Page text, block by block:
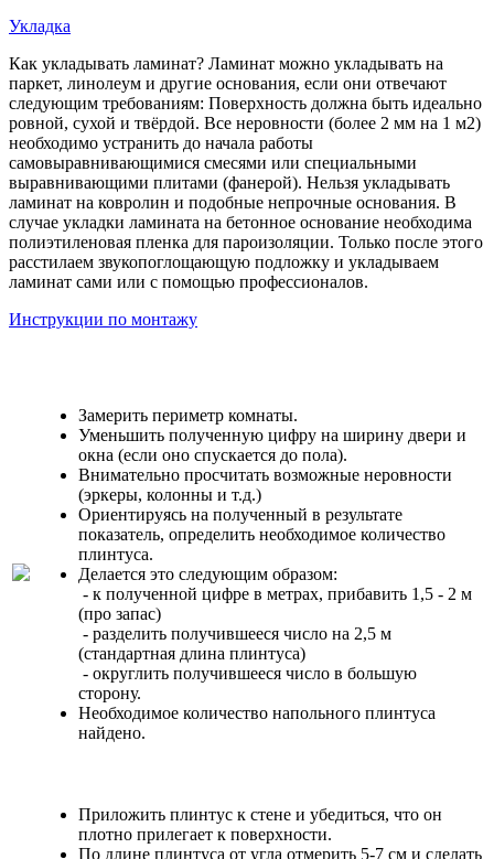
Укладка
Как укладывать ламинат? Ламинат можно укладывать на
паркет, линолеум и другие основания, если они отвечают
следующим требованиям: Поверхность должна быть идеально
ровной, сухой и твёрдой. Все неровности (более 2 мм на 1 м2)
необходимо устранить до начала работы
самовыравнивающимися смесями или специальными
выравнивающими плитами (фанерой). Нельзя укладывать
ламинат на ковролин и подобные непрочные основания. В
случае укладки ламината на бетонное основание необходима
полиэтиленовая пленка для пароизоляции. Только после этого
расстилаем звукопоглощающую подложку и укладываем
ламинат сами или с помощью профессионалов.
Инструкции по монтажу
Замерить периметр комнаты.
Уменьшить полученную цифру на ширину двери и
окна (если оно спускается до пола).
Внимательно просчитать возможные неровности
(эркеры, колонны и т.д.)
Ориентируясь на полученный в результате
показатель, определить необходимое количество
плинтуса.
Делается это следующим образом:
- к полученной цифре в метрах, прибавить 1,5 - 2 м
(про запас)
- разделить получившееся число на 2,5 м
(стандартная длина плинтуса)
- округлить получившееся число в большую
сторону.
Необходимое количество напольного плинтуса
найдено.
Приложить плинтус к стене и убедиться, что он
плотно прилегает к поверхности.
По длине плинтуса от угла отмерить 5-7 см и сделать